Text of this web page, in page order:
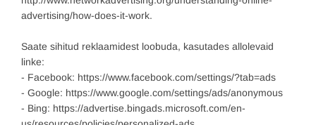
advertising/how-does-it-work.
Saate sihitud reklaamidest loobuda, kasutades allolevaid
linke:
- Facebook: https://www.facebook.com/settings/?tab=ads
- Google: https://www.google.com/settings/ads/anonymous
- Bing: https://advertise.bingads.microsoft.com/en-